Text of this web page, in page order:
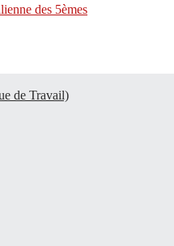
des 5èmes
de Travail)